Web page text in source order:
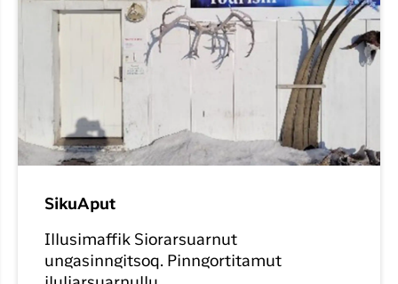
SikuAput
Illusimaffik Siorarsuarnut
ungasinngitsoq. Pinngortitamut